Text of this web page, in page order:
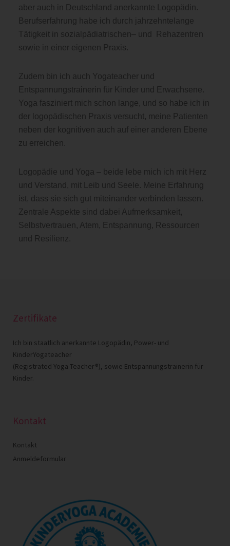
aber auch in Deutschland anerkannte Logopädin.
Berufserfahrung habe ich durch jahrzehntelange
Tätigkeit in sozialpädiatrischen– und Rehazentren
sowie in einer eigenen Praxis.
Zudem bin ich auch Yogateacher und
Entspannungstrainerin für Kinder und Erwachsene.
Yoga fasziniert mich schon lange, und so habe ich in
der logopädischen Praxis versucht, meine Patienten
neben der kognitiven auch auf einer anderen Ebene
zu erreichen.
Logopädie und Yoga – beide lebe mich ich mit Herz
und Verstand, mit Leib und Seele. Meine Erfahrung
ist, dass sie sich gut miteinander verbinden lassen.
Zentrale Aspekte sind dabei Aufmerksamkeit,
Selbstvertrauen, Atem, Entspannung, Ressourcen
und Resilienz.
Zertifikate
Ich bin staatlich anerkannte Logopädin, Power- und
KinderYogateacher
(Registrated Yoga Teacher®), sowie Entspannungstrainerin für
Kinder.
Kontakt
Kontakt
Anmeldeformular